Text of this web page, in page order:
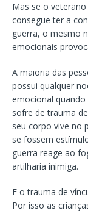
Mas se o
consegue ter a
guerra, o mesmo
emocionais
A maioria das
possui qualquer
emocional quando
sofre de trauma
seu corpo vive no
se fossem
guerra reage ao
artilharia inimiga.
E o trauma de
Por isso as